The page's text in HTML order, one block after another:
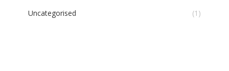
Uncategorised
(1)